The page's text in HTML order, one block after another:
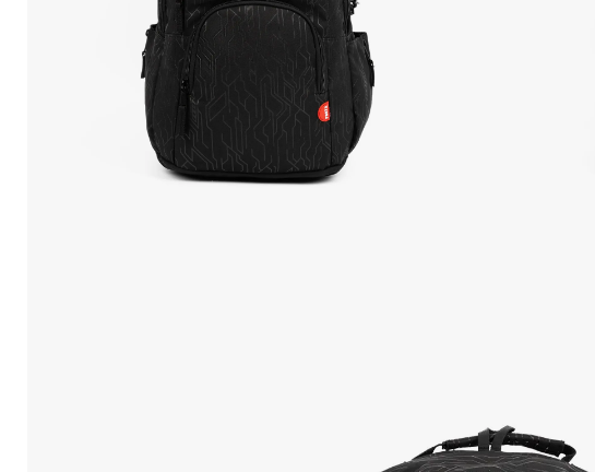
Ismalia
Canguro
Loncheras
Mochila Viajera